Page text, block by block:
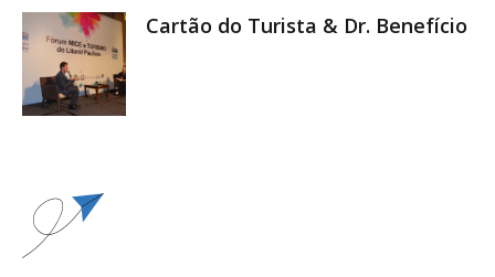
Cartão do Turista & Dr. Benefício